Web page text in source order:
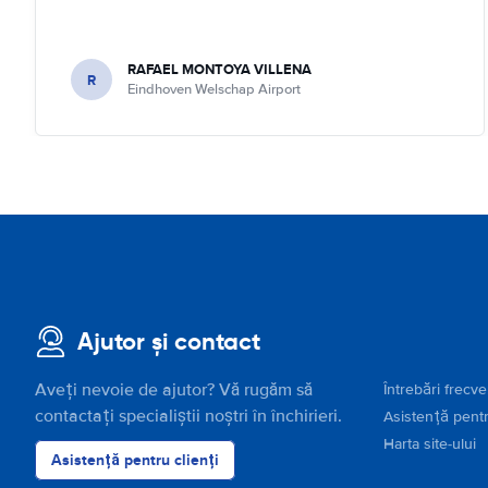
R RAFAEL MONTOYA VILLENA
Eindhoven Welschap Airport
Ajutor și contact
Aveți nevoie de ajutor? Vă rugăm să
contactați specialiștii noștri în închirieri.
Asistență pentru clienți
Întrebări
Asistență
Harta site-ului